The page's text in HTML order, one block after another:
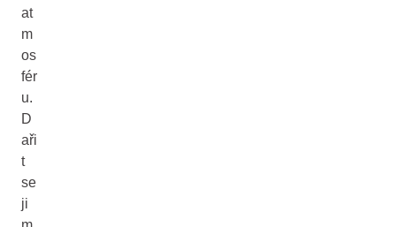
at
m
os
fér
u.
D
aři
t
se
ji